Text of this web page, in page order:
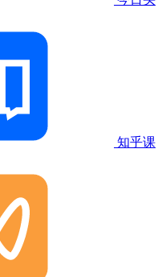
知乎课